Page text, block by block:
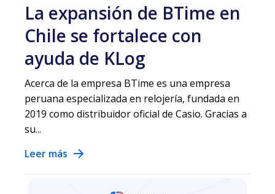
La expansión de BTime en
Chile se fortalece con
ayuda de KLog
Acerca de la empresa BTime es una empresa
peruana especializada en relojería, fundada en
2019 como distribuidor oficial de Casio. Gracias a
su...
Leer más